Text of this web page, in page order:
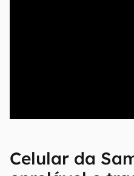
Celular da